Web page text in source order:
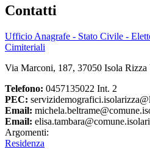
Contatti
Ufficio Anagrafe - Stato Civile -
Cimiteriali
Via Marconi, 187, 37050 Isola
Telefono: 0457135022 Int. 2
PEC:
Email:
Email:
Argomenti:
Residenza